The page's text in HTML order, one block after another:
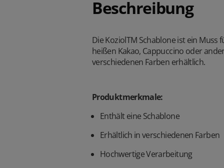
Beschreibung
Die KoziolTM Schablone ist ein Muss
heißen Kakao, Cappuccino oder
verschiedenen Farben erhältlich.
Produktmerkmale:
Enthält eine Schablone
Erhältlich in verschiedenen Farben
Hochwertige Verarbeitung